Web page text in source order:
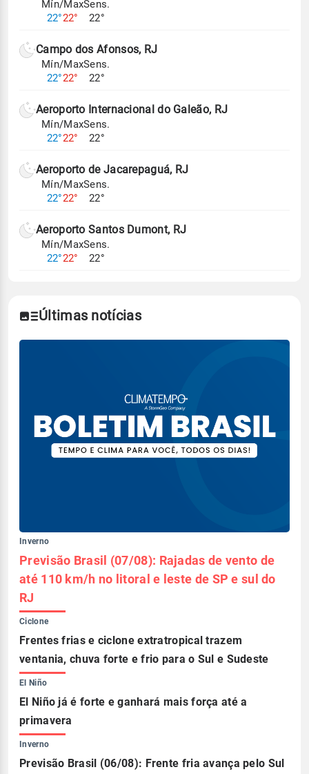
Para obter mais informações sobre os dados
Mín/Max
22°22°
Sens.
22°
Campo dos Afonsos, RJ
Mín/Max
22°22°
Sens.
22°
Aeroporto Internacional do Galeão, RJ
Mín/Max
22°22°
Sens.
22°
Aeroporto de Jacarepaguá, RJ
Mín/Max
22°22°
Sens.
22°
Aeroporto Santos Dumont, RJ
Mín/Max
22°22°
Sens.
22°
Últimas notícias
Inverno
Previsão Brasil (07/08): Rajadas de vento de
até 110 km/h no litoral e leste de SP e sul do
RJ
Ciclone
Frentes frias e ciclone extratropical trazem
ventania, chuva forte e frio para o Sul e Sudeste
El Niño
El Niño já é forte e ganhará mais força até a
primavera
Inverno
Previsão Brasil (06/08): Frente fria avança pelo Sul